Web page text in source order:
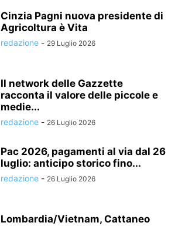
Cinzia Pagni nuova presidente di
Agricoltura è Vita
redazione - 29 Luglio 2026
Il network delle Gazzette
racconta il valore delle piccole e
medie...
redazione - 26 Luglio 2026
Pac 2026, pagamenti al via dal 26
luglio: anticipo storico fino...
redazione - 26 Luglio 2026
Lombardia/Vietnam, Cattaneo